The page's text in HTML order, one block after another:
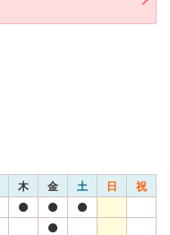
木 金 土 日 祝